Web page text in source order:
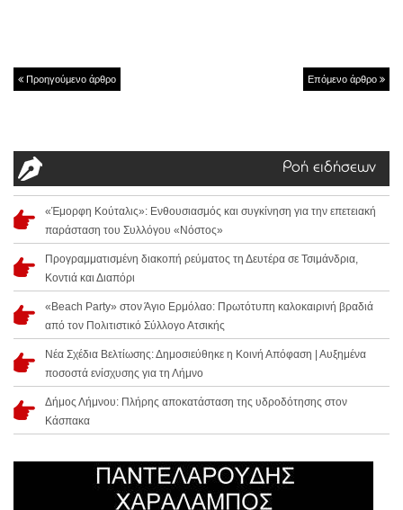
Προηγούμενο άρθρο Επόμενο άρθρο
Ροή ειδήσεων
«Έμορφη Κούταλις»: Ενθουσιασμός και συγκίνηση για την επετειακή
παράσταση του Συλλόγου «Νόστος»
Προγραμματισμένη διακοπή ρεύματος τη Δευτέρα σε Τσιμάνδρια,
Κοντιά και Διαπόρι
«Beach Party» στον Άγιο Ερμόλαο: Πρωτότυπη καλοκαιρινή βραδιά
από τον Πολιτιστικό Σύλλογο Ατσικής
Νέα Σχέδια Βελτίωσης: Δημοσιεύθηκε η Κοινή Απόφαση | Αυξημένα
ποσοστά ενίσχυσης για τη Λήμνο
Δήμος Λήμνου: Πλήρης αποκατάσταση της υδροδότησης στον
Κάσπακα